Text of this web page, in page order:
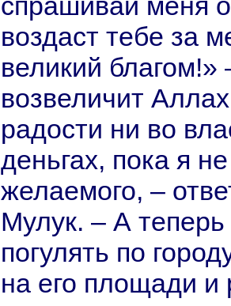
воздаст тебе за
великий благом!»
возвеличит
paдости ни во
деньгах, пока я
желаемого, –
Мулук. – А теперь
погулять по
нa его площади и